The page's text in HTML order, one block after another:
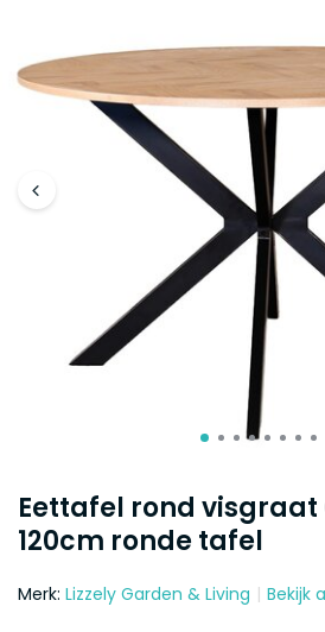
Eettafel rond visgraat
120cm ronde tafel
Merk: Lizzely Garden & Living Bekijk